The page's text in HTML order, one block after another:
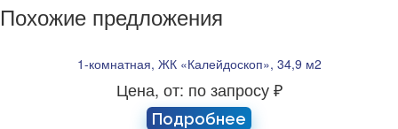
Похожие предложения
1-комнатная, ЖК «Калейдоскоп», 34,9 м2
Цена, от: по запросу ₽
Подробнее